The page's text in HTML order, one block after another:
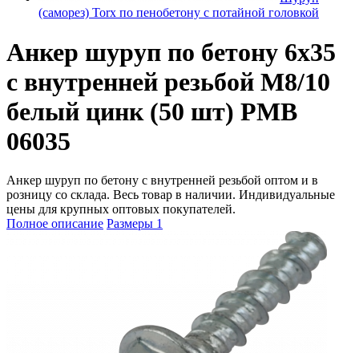
(саморез) Torx по пенобетону с потайной головкой
Анкер шуруп по бетону 6х35
с внутренней резьбой М8/10
белый цинк (50 шт) PMB
06035
Анкер шуруп по бетону с внутренней резьбой оптом и в
розницу со склада. Весь товар в наличии. Индивидуальные
цены для крупных оптовых покупателей.
Полное описание Размеры 1